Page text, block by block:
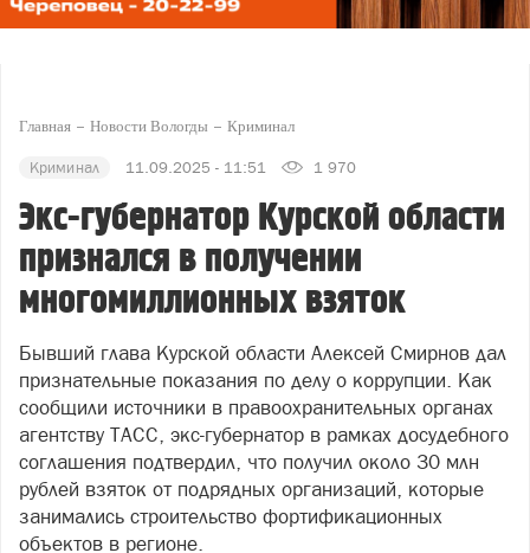
Главная Новости Вологды Криминал
Криминал 11.09.2025 - 11:51 1 970
Экс-губернатор Курской области
признался в получении
многомиллионных взяток
Бывший глава Курской области Алексей Смирнов дал
признательные показания по делу о коррупции. Как
сообщили источники в правоохранительных органах
агентству ТАСС, экс-губернатор в рамках досудебного
соглашения подтвердил, что получил около 30 млн
рублей взяток от подрядных организаций, которые
занимались строительство фортификационных
объектов в регионе.